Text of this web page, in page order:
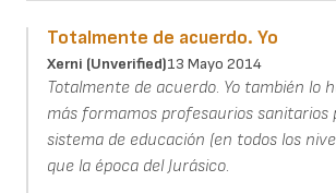
Totalmente de acuerdo. Yo
Xerni (unverified)13 Mayo 2014
Totalmente de acuerdo. Yo también lo
más formamos profesaurios sanitarios
sistema de educación (en todos los
que la época del Jurásico.